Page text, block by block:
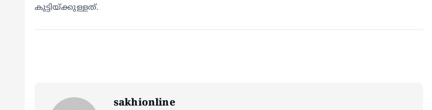
കുട്ടിയ്ക്കുള്ളത്.
sakhionline